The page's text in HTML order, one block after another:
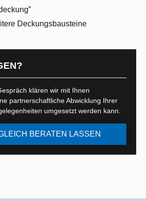
Deckungsbausteine
klären wir mit Ihnen
partnerschaftliche Abwicklung Ihrer
umgesetzt werden kann.
BERATEN LASSEN